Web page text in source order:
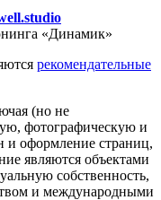
«Динамик»
рекомендательные
(но не
фотографическую и
и оформление страниц,
являются объектами
собственность,
и международными